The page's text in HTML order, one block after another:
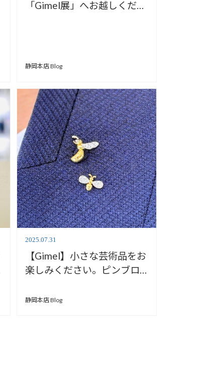
「Gimel展」へお越しくださ
静岡本店 Blog
2025.07.31
【Gimel】小さな芸術品をお
楽しみください。ピンブロ
静岡本店 Blog